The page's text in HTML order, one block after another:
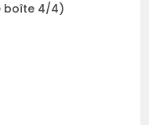
boîte 4/4)